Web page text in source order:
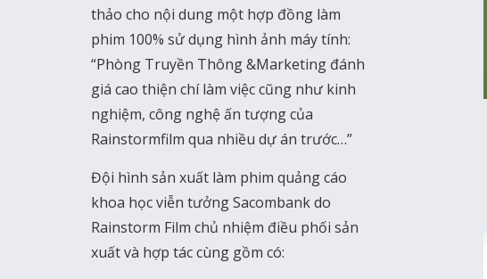
thảo cho nội dung một hợp đồng làm
phim 100% sử dụng hình ảnh máy tính:
“Phòng Truyền Thông &Marketing đánh
giá cao thiện chí làm việc cũng như kinh
nghiệm, công nghệ ấn tượng của
Rainstormfilm qua nhiều dự án trước…”
Đội hình sản xuất làm phim quảng cáo
khoa học viễn tưởng Sacombank do
Rainstorm Film chủ nhiệm điều phối sản
xuất và hợp tác cùng gồm có: